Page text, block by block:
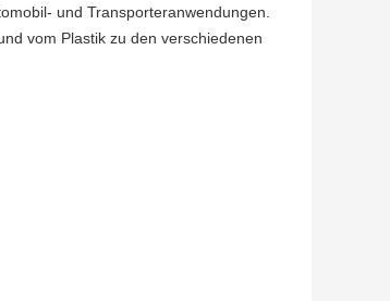
und Transporteranwendungen.
vom Plastik zu den verschiedenen